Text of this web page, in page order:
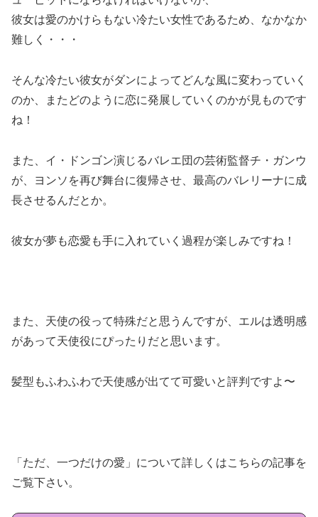
彼女は愛のかけらもない冷たい女性であるため、なかなか
難しく・・・
そんな冷たい彼女がダンによってどんな風に変わっていく
のか、またどのように恋に発展していくのかが見ものです
ね！
また、イ・ドンゴン演じるバレエ団の芸術監督チ・ガンウ
が、ヨンソを再び舞台に復帰させ、最高のバレリーナに成
長させるんだとか。
彼女が夢も恋愛も手に入れていく過程が楽しみですね！
また、天使の役って特殊だと思うんですが、エルは透明感
があって天使役にぴったりだと思います。
髪型もふわふわで天使感が出てて可愛いと評判ですよ〜
「ただ、一つだけの愛」について詳しくはこちらの記事を
ご覧下さい。